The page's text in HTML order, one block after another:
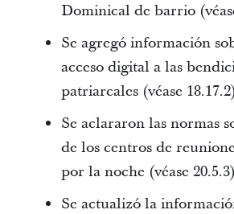
Dominical de barrio
Se agregó información
acceso digital a las
patriarcales (véase
Se aclararon las normas
de los centros de
por la noche (véase
Se actualizó la